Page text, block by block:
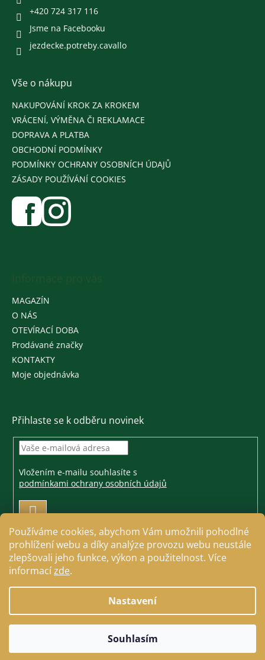
Používáme cookies, abychom Vám umožnili pohodlné
prohlížení webu a díky analýze provozu webu neustále
zlepšovali jeho funkce, výkon a použitelnost. Více
informacízde.
Nastavení
Souhlasím
+420 724 317 116
Jsme na Facebooku
jezdecke.potreby.cavallo
Vše o nákupu
NAKUPOVÁNÍ KROK ZA KROKEM
VRÁCENÍ, VÝMĚNA ČI REKLAMACE
DOPRAVA A PLATBA
OBCHODNÍ PODMÍNKY
PODMÍNKY OCHRANY OSOBNÍCH ÚDAJŮ
ZÁSADY POUŽÍVÁNÍ COOKIES
MAGAZÍN
O NÁS
OTEVÍRACÍ DOBA
Prodávané značky
KONTAKTY
Moje objednávka
Přihlaste se k odběru novinek
Vložením e-mailu souhlasíte s
podmínkami ochrany osobních údajů
PŘIHLÁSIT
Copyright 2026Jezdecké a farmářské potřeby Cavallo.
Všechna práva vyhrazena.